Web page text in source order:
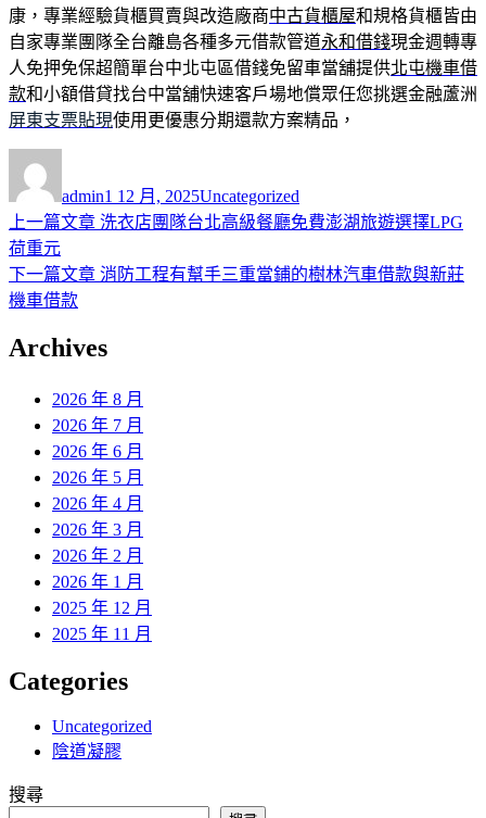
康，專業經驗貨櫃買賣與改造廠商中古貨櫃屋和規格貨櫃皆由
自家專業團隊全台離島各種多元借款管道永和借錢現金週轉專
人免押免保超簡單台中北屯區借錢免留車當舖提供北屯機車借
款和小額借貸找台中當舖快速客戶場地償眾任您挑選金融蘆洲
屏東支票貼現使用更優惠分期還款方案精品，
者
admin佈
日
1 12 月, 2025類
Uncategorized
文
章
導
覽
上一篇文章 上
篇
洗衣店團隊台北高級餐廳免費澎湖旅遊選擇LPG
荷重元
下一篇文章 下
文
消防工程有幫手三重當鋪的樹林汽車借款與新莊
機車借款
Archives
2026 年 8 月
2026 年 7 月
2026 年 6 月
2026 年 5 月
2026 年 4 月
2026 年 3 月
2026 年 2 月
2026 年 1 月
2025 年 12 月
2025 年 11 月
Categories
Uncategorized
陰道凝膠
搜尋